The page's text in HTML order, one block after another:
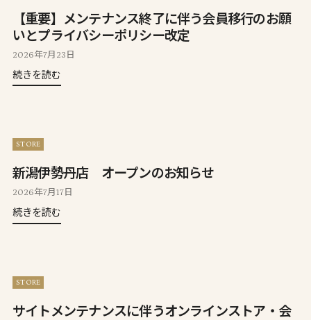
【重要】メンテナンス終了に伴う会員移行のお願
いとプライバシーポリシー改定
2026年7月23日
続きを読む
STORE
新潟伊勢丹店 オープンのお知らせ
2026年7月17日
続きを読む
STORE
サイトメンテナンスに伴うオンラインストア・会